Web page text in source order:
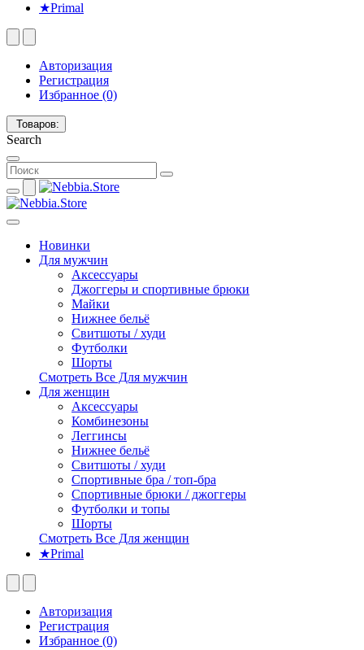
★Primal
Авторизация
Регистрация
Избранное (0)
Товаров:
Search
Новинки
Для мужчин
Аксессуары
Джоггеры и спортивные брюки
Майки
Нижнее бельё
Свитшоты / худи
Футболки
Шорты
Смотреть Все Для мужчин
Для женщин
Аксессуары
Комбинезоны
Леггинсы
Нижнее бельё
Свитшоты / худи
Спортивные бра / топ-бра
Спортивные брюки / джоггеры
Футболки и топы
Шорты
Смотреть Все Для женщин
★Primal
Авторизация
Регистрация
Избранное (0)